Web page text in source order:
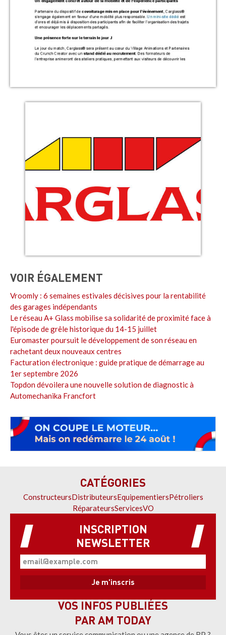
VOIR ÉGALEMENT
Vroomly : 6 semaines estivales décisives pour la rentabilité
des garages indépendants
Le réseau A+ Glass mobilise sa solidarité de proximité face à
l'épisode de grêle historique du 14-15 juillet
Euromaster poursuit le développement de son réseau en
rachetant deux nouveaux centres
Facturation électronique : guide pratique de démarrage au
1er septembre 2026
Topdon dévoilera une nouvelle solution de diagnostic à
Automechanika Francfort
CATÉGORIES
ConstructeursDistributeursEquipementiersPétroliers
RéparateursServicesVO
INSCRIPTION
NEWSLETTER
VOS INFOS PUBLIÉES
PAR AM TODAY